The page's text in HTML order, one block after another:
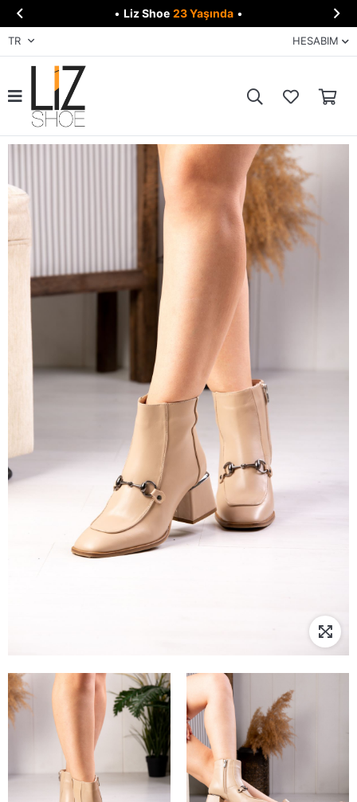
 • Liz Shoe 23 Yaşında • 
TR HESABIM